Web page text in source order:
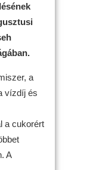
a
vízdíj és
a cukorért
A